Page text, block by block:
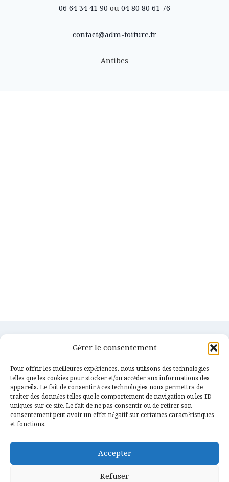
Gérer le consentement
Pour offrir les meilleures expériences, nous utilisons des technologies
telles que les cookies pour stocker et/ou accéder aux informations des
appareils. Le fait de consentir à ces technologies nous permettra de
traiter des données telles que le comportement de navigation ou les ID
uniques sur ce site. Le fait de ne pas consentir ou de retirer son
consentement peut avoir un effet négatif sur certaines caractéristiques
et fonctions.
Accepter
Refuser
06 64 34 41 90 ou 04 80 80 61 76
contact@adm-toiture.fr
Antibes
Services